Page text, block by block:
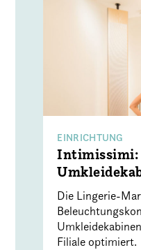
EINRICHTUNG
Intimissimi:
Die Lingerie-
Filiale optimiert.